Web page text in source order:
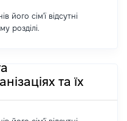
його сім'ї відсутні
розділі.
та їх